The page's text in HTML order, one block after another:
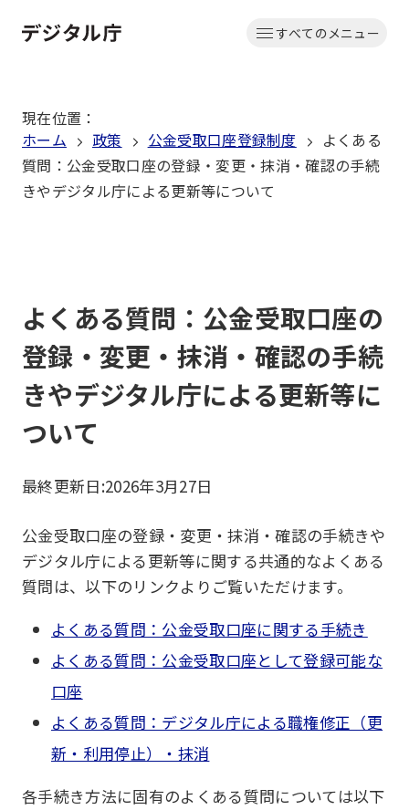
文
動
すべてのメニュー
現在位置 ：
ホーム
政策 公金受取口座登録制度
よくある
質問：公金受取口座の登録・変更・抹消・確認の手続
きやデジタル庁による更新等について
よくある質問：公金受取口座の
登録・変更・抹消・確認の手続
きやデジタル庁による更新等に
ついて
最終更新日:2026年3月27日
公金受取口座の登録・変更・抹消・確認の手続きや
デジタル庁による更新等に関する共通的なよくある
質問は、以下のリンクよりご覧いただけます。
よくある質問：公金受取口座に関する手続き
よくある質問：公金受取口座として登録可能な
口座
よくある質問：デジタル庁による職権修正（更
新・利用停止）・抹消
各手続き方法に固有のよくある質問については以下